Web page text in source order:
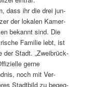
dass ihr die drei jun­
der lokalen Kam­er­
bekan­nt sind. Die
Fam­i­lie lebt, ist
der Stadt. „Zweibrück­
gerne
noch mit Ver­
Stadt­bild zu begeg­